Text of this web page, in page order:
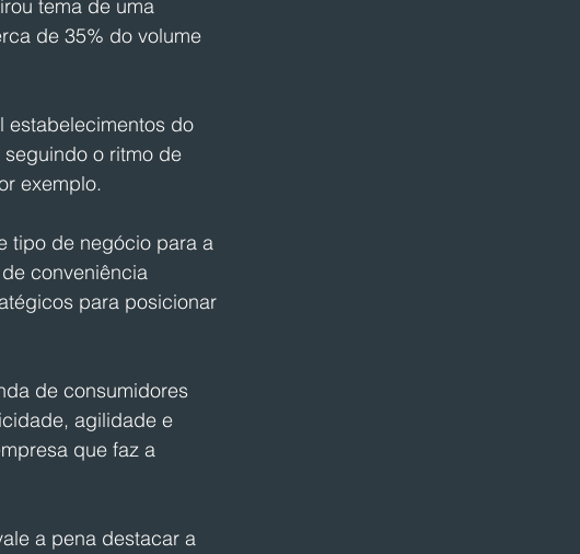
tema de uma
de 35% do volume
estabelecimentos do
o ritmo de
exemplo.
tipo de negócio para a
conveniência
para posicionar
de consumidores
agilidade e
que faz a
a pena destacar a